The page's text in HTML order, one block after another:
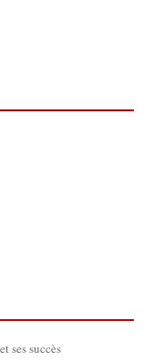
ses succès